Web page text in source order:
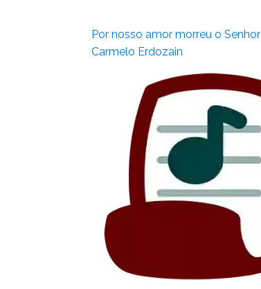
Por nosso amor morreu o Senhor
Carmelo Erdozain